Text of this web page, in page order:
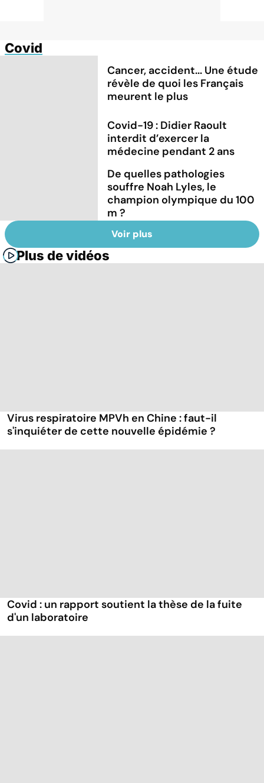
Covid
Cancer, accident... Une étude
révèle de quoi les Français
meurent le plus
Covid-19 : Didier Raoult
interdit d’exercer la
médecine pendant 2 ans
De quelles pathologies
souffre Noah Lyles, le
champion olympique du 100
m ?
Voir plus
Plus de vidéos
Virus respiratoire MPVh en Chine : faut-il
s'inquiéter de cette nouvelle épidémie ?
Covid : un rapport soutient la thèse de la fuite
d'un laboratoire